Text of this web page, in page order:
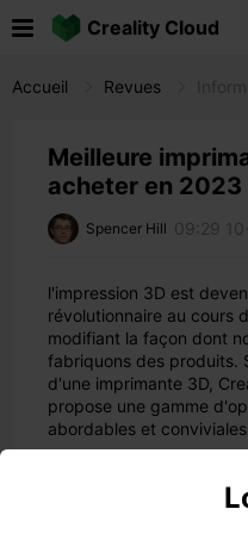
Creality Cloud
Accueil Revues
Meilleure
acheter en 2023
Spencer Hill 09:29
l'impression 3D est
révolutionnaire au cours
modifiant la façon dont
fabriquons des produits.
d'une imprimante 3D,
propose une gamme
abordables et conviviales.
Que vous soyez un
ou un artiste, vous